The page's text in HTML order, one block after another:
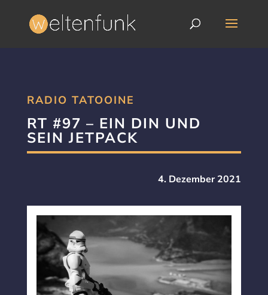
RADIO TATOOINE
RT #97 – EIN DIN UND
SEIN JETPACK
4. Dezember 2021